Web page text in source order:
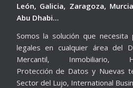
León, Galicia, Zaragoza,
Abu Dhabi…
Somos la solución que necesita
legales en cualquier área del
Mercantil, Inmobiliario,
Protección de Datos y Nuevas
Sector del Lujo, International